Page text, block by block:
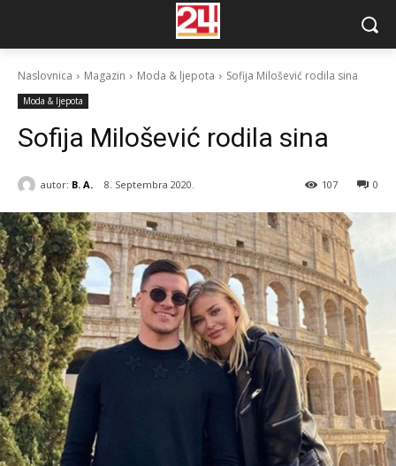
Naslovnica Magazin Moda & ljepota Sofija Milošević rodila sina
Moda & ljepota
Sofija Milošević rodila sina
autor: B. A. 8. Septembra 2020. 0
107